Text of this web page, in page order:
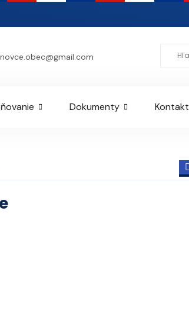
Dokumenty Kontakt